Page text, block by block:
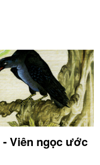
Viên ngọc ước